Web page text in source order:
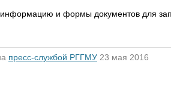
и формы документов для
пресс-службой РГГМУ 23 мая 2016